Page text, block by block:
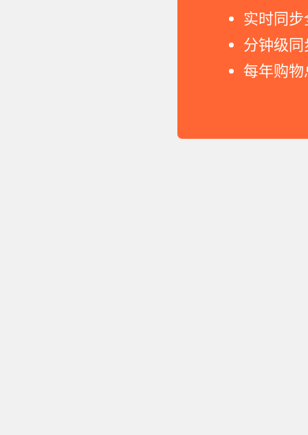
实时同
分钟级
每年购